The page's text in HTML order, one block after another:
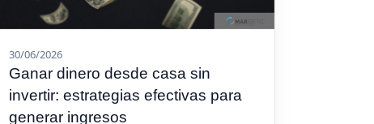
30/06/2026
Ganar dinero desde casa sin
invertir: estrategias efectivas para
generar ingresos